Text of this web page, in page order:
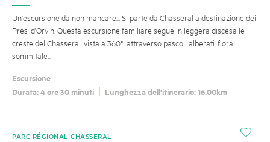
Un'escursione da non mancare... Si parte da Chasseral a destinazione dei
Prés-d'Orvin. Questa escursione familiare segue in leggera discesa le
creste del Chasseral: vista a 360°, attraverso pascoli alberati, flora
sommitale...
Escursione
Durata: 4 ore 30 minuti
Lunghezza dell'itinerario: 16.00km
i
PARC RÉGIONAL CHASSERAL